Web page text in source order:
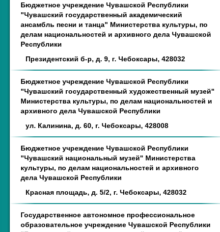
Бюджетное учреждение Чувашской Республики
"Чувашский государственный академический
ансамбль песни и танца" Министерства культуры, по
делам национальностей и архивного дела Чувашской
Республики
Президентский б-р, д. 9, г. Чебоксары, 428032
Бюджетное учреждение Чувашской Республики
"Чувашский государственный художественный музей"
Министерства культуры, по делам национальностей и
архивного дела Чувашской Республики
ул. Калинина, д. 60, г. Чебоксары, 428008
Бюджетное учреждение Чувашской Республики
"Чувашский национальный музей" Министерства
культуры, по делам национальностей и архивного
дела Чувашской Республики
Красная площадь, д. 5/2, г. Чебоксары, 428032
Государственное автономное профессиональное
образовательное учреждение Чувашской Республики